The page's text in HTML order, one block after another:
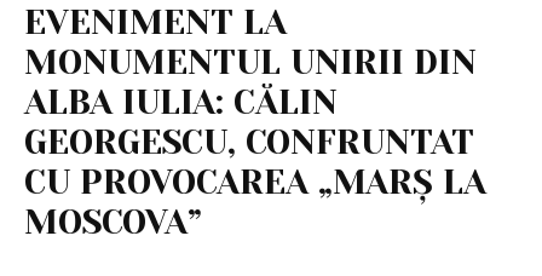
EVENIMENT LA
MONUMENTUL UNIRII DIN
ALBA IULIA: CĂLIN
GEORGESCU, CONFRUNTAT
CU PROVOCAREA „MARȘ LA
MOSCOVA”